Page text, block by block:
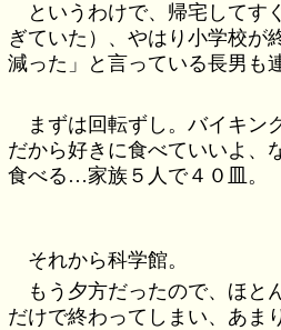
というわけで、帰宅してす
ぎていた）、やはり小学校が
減った」と言っている長男も
まずは回転ずし。バイキン
だから好きに食べていいよ、
食べる…家族５人で４０皿。
それから科学館。
もう夕方だったので、ほと
だけで終わってしまい、あま